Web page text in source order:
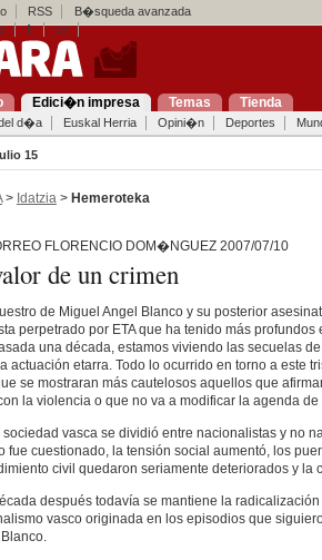
RSS
B�squeda avanzada
fr en
Edici�n impresa Temas Tienda
d�a Euskal Herria Opini�n Deportes
15
> Idatzia > Hemeroteka
FLORENCIO DOM�NGUEZ 2007/07/10
de un crimen
de Miguel Angel Blanco y su posterior
perpetrado por ETA que ha tenido más profundos
una década, estamos viviendo las secuelas
actuación etarra. Todo lo ocurrido en torno a este
se mostraran más cautelosos aquellos que
la violencia o que no va a modificar la agenda de
sociedad vasca se dividió entre nacionalistas y no
fue cuestionado, la tensión social aumentó, los
civil quedaron seriamente deteriorados y la
después todavía se mantiene la
vasco originada en los episodios que